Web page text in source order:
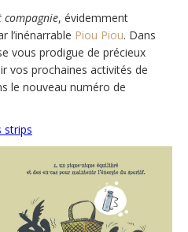
compagnie, évidemment
l’inénarrable Piou Piou. Dans
vous prodigue de précieux
vos prochaines activités de
le nouveau numéro de
strips